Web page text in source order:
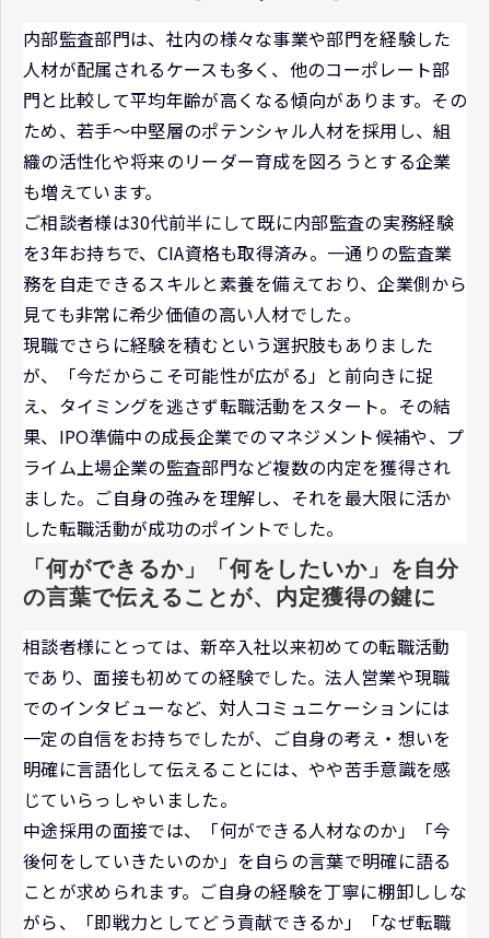
内部監査部門は、社内の様々な事業や部門を経験した
人材が配属されるケースも多く、他のコーポレート部
門と比較して平均年齢が高くなる傾向があります。その
ため、若手～中堅層のポテンシャル人材を採用し、組
織の活性化や将来のリーダー育成を図ろうとする企業
も増えています。
ご相談者様は30代前半にして既に内部監査の実務経験
を3年お持ちで、CIA資格も取得済み。一通りの監査業
務を自走できるスキルと素養を備えており、企業側から
見ても非常に希少価値の高い人材でした。
現職でさらに経験を積むという選択肢もありました
が、「今だからこそ可能性が広がる」と前向きに捉
え、タイミングを逃さず転職活動をスタート。その結
果、IPO準備中の成長企業でのマネジメント候補や、プ
ライム上場企業の監査部門など複数の内定を獲得され
ました。ご自身の強みを理解し、それを最大限に活か
した転職活動が成功のポイントでした。
「何ができるか」「何をしたいか」を自分
の言葉で伝えることが、内定獲得の鍵に
相談者様にとっては、新卒入社以来初めての転職活動
であり、面接も初めての経験でした。法人営業や現職
でのインタビューなど、対人コミュニケーションには
一定の自信をお持ちでしたが、ご自身の考え・想いを
明確に言語化して伝えることには、やや苦手意識を感
じていらっしゃいました。
中途採用の面接では、「何ができる人材なのか」「今
後何をしていきたいのか」を自らの言葉で明確に語る
ことが求められます。ご自身の経験を丁寧に棚卸ししな
がら、「即戦力としてどう貢献できるか」「なぜ転職